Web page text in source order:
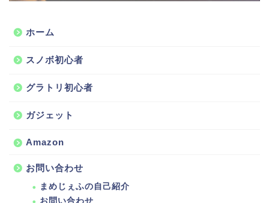
ホーム
スノボ初心者
グラトリ初心者
ガジェット
Amazon
お問い合わせ
まめじぇふの自己紹介
お問い合わせ